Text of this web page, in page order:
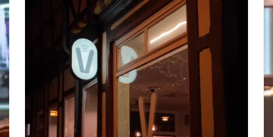
Unsere Freund:innen
Bundesfreiwilligendienst
UNSER LADEN
Unser Verhaltenskodex
Workcafé